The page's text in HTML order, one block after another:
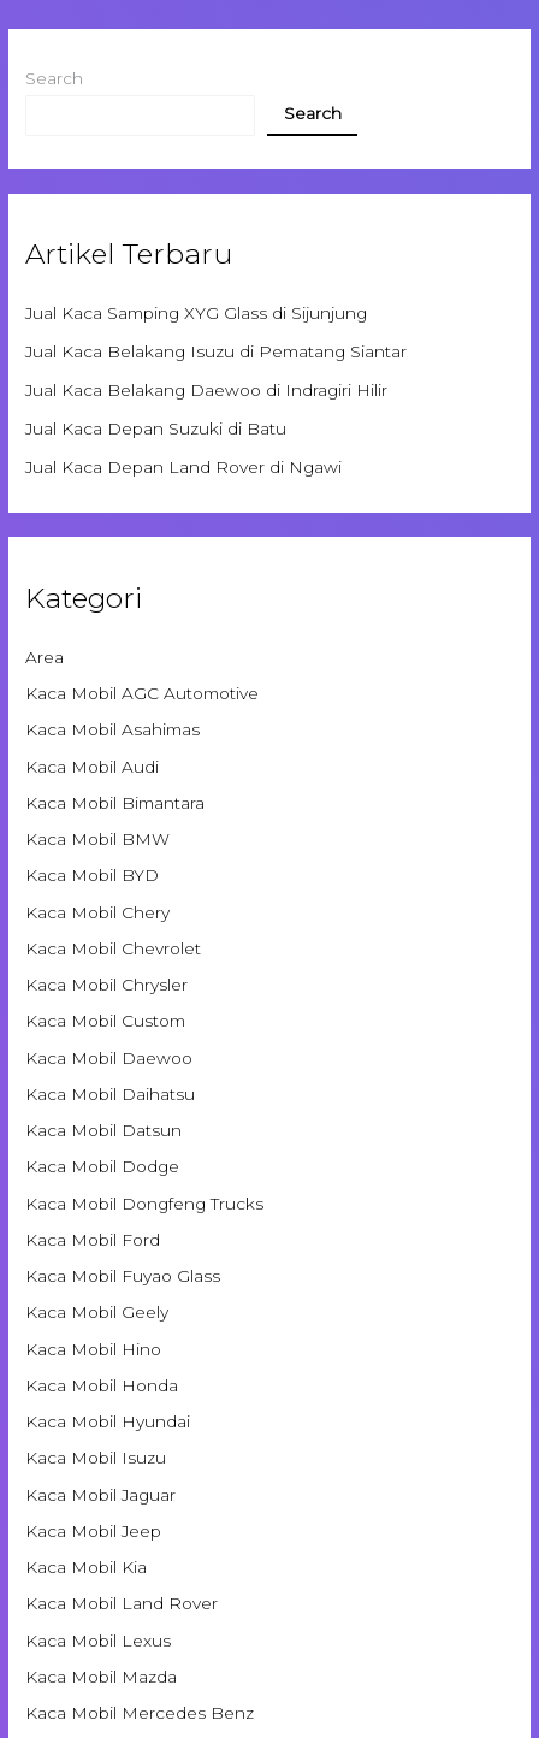
Search
Search
Artikel Terbaru
Jual Kaca Samping XYG Glass di Sijunjung
Jual Kaca Belakang Isuzu di Pematang Siantar
Jual Kaca Belakang Daewoo di Indragiri Hilir
Jual Kaca Depan Suzuki di Batu
Jual Kaca Depan Land Rover di Ngawi
Kategori
Area
Kaca Mobil AGC Automotive
Kaca Mobil Asahimas
Kaca Mobil Audi
Kaca Mobil Bimantara
Kaca Mobil BMW
Kaca Mobil BYD
Kaca Mobil Chery
Kaca Mobil Chevrolet
Kaca Mobil Chrysler
Kaca Mobil Custom
Kaca Mobil Daewoo
Kaca Mobil Daihatsu
Kaca Mobil Datsun
Kaca Mobil Dodge
Kaca Mobil Dongfeng Trucks
Kaca Mobil Ford
Kaca Mobil Fuyao Glass
Kaca Mobil Geely
Kaca Mobil Hino
Kaca Mobil Honda
Kaca Mobil Hyundai
Kaca Mobil Isuzu
Kaca Mobil Jaguar
Kaca Mobil Jeep
Kaca Mobil Kia
Kaca Mobil Land Rover
Kaca Mobil Lexus
Kaca Mobil Mazda
Kaca Mobil Mercedes Benz